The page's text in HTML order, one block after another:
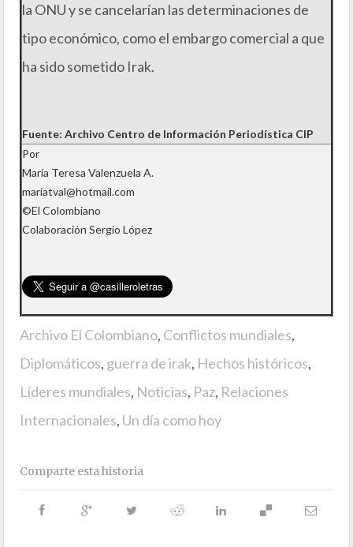
la ONU y se cancelarían las determinaciones de
tipo económico, como el embargo comercial a que
ha sido sometido Irak.
Fuente: Archivo Centro de Información Periodística CIP
Por
María Teresa Valenzuela A.
mariatval@hotmail.com
©El Colombiano
Colaboración Sergio López
Archivo El Colombiano, Conflictos mundiales,
Diplomáticos, guerra de irak, Hechos históricos,
Líderes mundiales, Noticias, Paz, Relaciones
Internacionales, Un día como hoy
Comparte esta historia